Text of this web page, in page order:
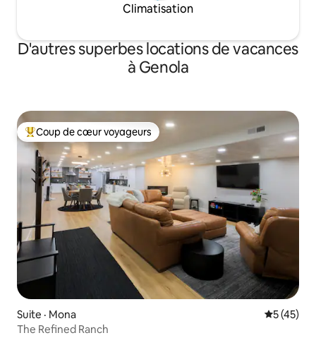
Climatisation
D'autres superbes locations de vacances
à Genola
Coup de cœur voyageurs parmi les plus aimés
Coup de cœur voyageurs
Suite · Mona Note
5 (45)
The Refined Ranch